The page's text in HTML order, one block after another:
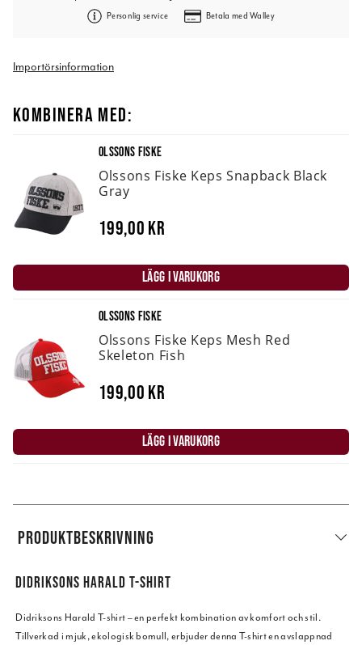
Personlig service Betala med Walley
Importörsinformation
KOMBINERA MED:
OLSSONS FISKE
Olssons Fiske Keps Snapback Black
Gray
199,00 kr
LÄGG I VARUKORG
OLSSONS FISKE
Olssons Fiske Keps Mesh Red
Skeleton Fish
199,00 kr
LÄGG I VARUKORG
PRODUKTBESKRIVNING
DIDRIKSONS HARALD T-SHIRT
Didriksons Harald T-shirt – en perfekt kombination av komfort och stil.
Tillverkad i mjuk, ekologisk bomull, erbjuder denna T-shirt en avslappnad